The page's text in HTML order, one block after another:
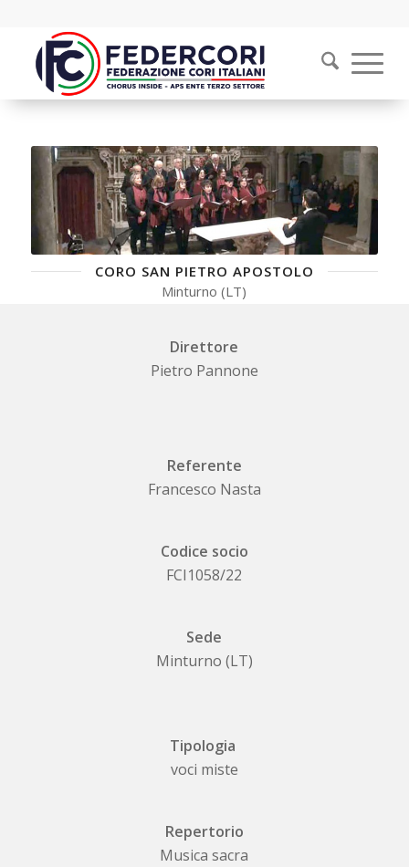
CORO SAN PIETRO APOSTOLO
Minturno (LT)
Direttore
Pietro Pannone
Referente
Francesco Nasta
Codice socio
FCI1058/22
Sede
Minturno (LT)
Tipologia
voci miste
Repertorio
Musica sacra